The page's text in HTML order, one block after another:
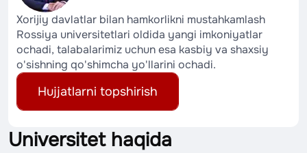
Xorijiy davlatlar bilan hamkorlikni mustahkamlash
Rossiya universitetlari oldida yangi imkoniyatlar
ochadi, talabalarimiz uchun esa kasbiy va shaxsiy
o'sishning qo'shimcha yo'llarini ochadi.
Hujjatlarni topshirish
Universitet haqida